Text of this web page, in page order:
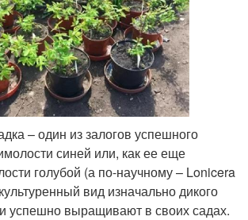
– один из залогов успешного
синей или, как ее еще
голубой (а по-научному – Lonicera
вид изначально дикого
успешно выращивают в своих садах.